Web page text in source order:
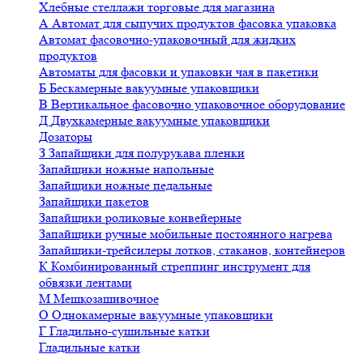
Хлебные стеллажи торговые для магазина
А Автомат для сыпучих продуктов фасовка упаковка
Автомат фасовочно-упаковочный для жидких
продуктов
Автоматы для фасовки и упаковки чая в пакетики
Б Бескамерные вакуумные упаковщики
В Вертикальное фасовочно упаковочное оборудование
Д Двухкамерные вакуумные упаковщики
Дозаторы
З Запайщики для полурукава пленки
Запайщики ножные напольные
Запайщики ножные педальные
Запайщики пакетов
Запайщики роликовые конвейерные
Запайщики ручные мобильные постоянного нагрева
Запайщики-трейсилеры лотков, стаканов, контейнеров
К Комбинированный стреппинг инструмент для
обвязки лентами
М Мешкозашивочное
О Однокамерные вакуумные упаковщики
Г Гладильно-сушильные катки
Гладильные катки